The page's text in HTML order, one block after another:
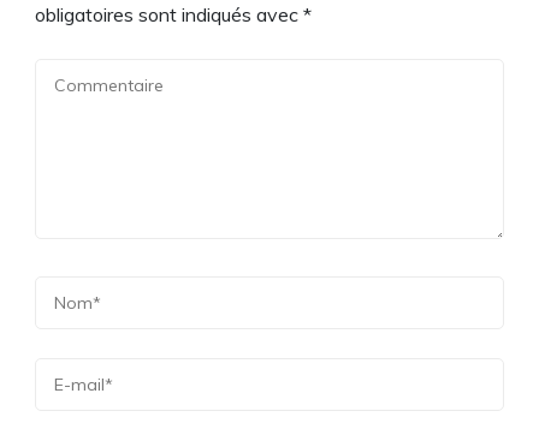
obligatoires sont indiqués avec *